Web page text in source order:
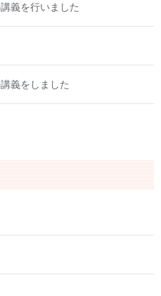
義を行いました
義をしました